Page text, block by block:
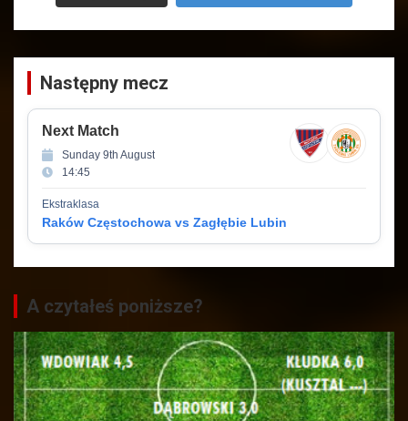
Następny mecz
Next Match
Sunday 9th August
14:45
Ekstraklasa
Raków Częstochowa vs Zagłębie Lubin
A czytałeś poniższe?